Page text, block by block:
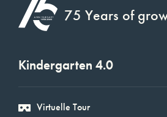
75 Years of
Kindergarten 4.0
Virtuelle Tour